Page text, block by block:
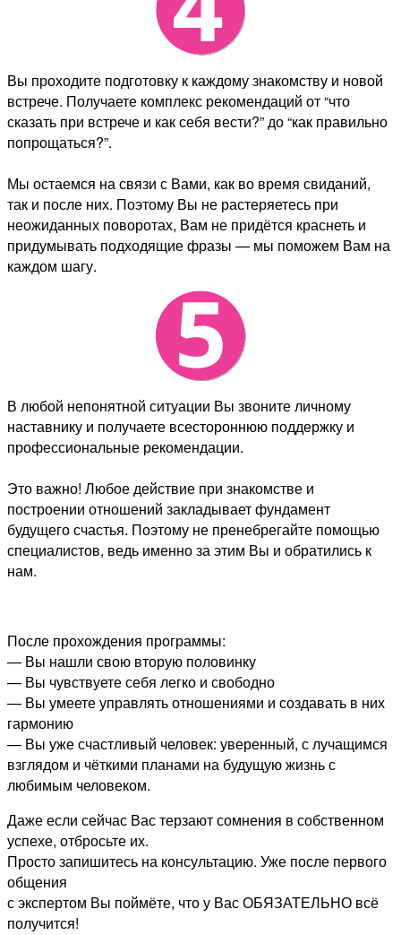
Вы проходите подготовку к каждому знакомству и новой
встрече. Получаете комплекс рекомендаций от “что
сказать при встрече и как себя вести?” до “как правильно
попрощаться?”.
Мы остаемся на связи с Вами, как во время свиданий,
так и после них. Поэтому Вы не растеряетесь при
неожиданных поворотах, Вам не придётся краснеть и
придумывать подходящие фразы — мы поможем Вам на
каждом шагу.
В любой непонятной ситуации Вы звоните личному
наставнику и получаете всестороннюю поддержку и
профессиональные рекомендации.
Это важно! Любое действие при знакомстве и
построении отношений закладывает фундамент
будущего счастья. Поэтому не пренебрегайте помощью
специалистов, ведь именно за этим Вы и обратились к
нам.
После прохождения программы:
— Вы нашли свою вторую половинку
— Вы чувствуете себя легко и свободно
— Вы умеете управлять отношениями и создавать в них
гармонию
— Вы уже счастливый человек: уверенный, с лучащимся
взглядом и чёткими планами на будущую жизнь с
любимым человеком.
Даже если сейчас Вас терзают сомнения в собственном
успехе, отбросьте их.
Просто запишитесь на консультацию. Уже после первого
общения
с экспертом Вы поймёте, что у Вас ОБЯЗАТЕЛЬНО всё
получится!